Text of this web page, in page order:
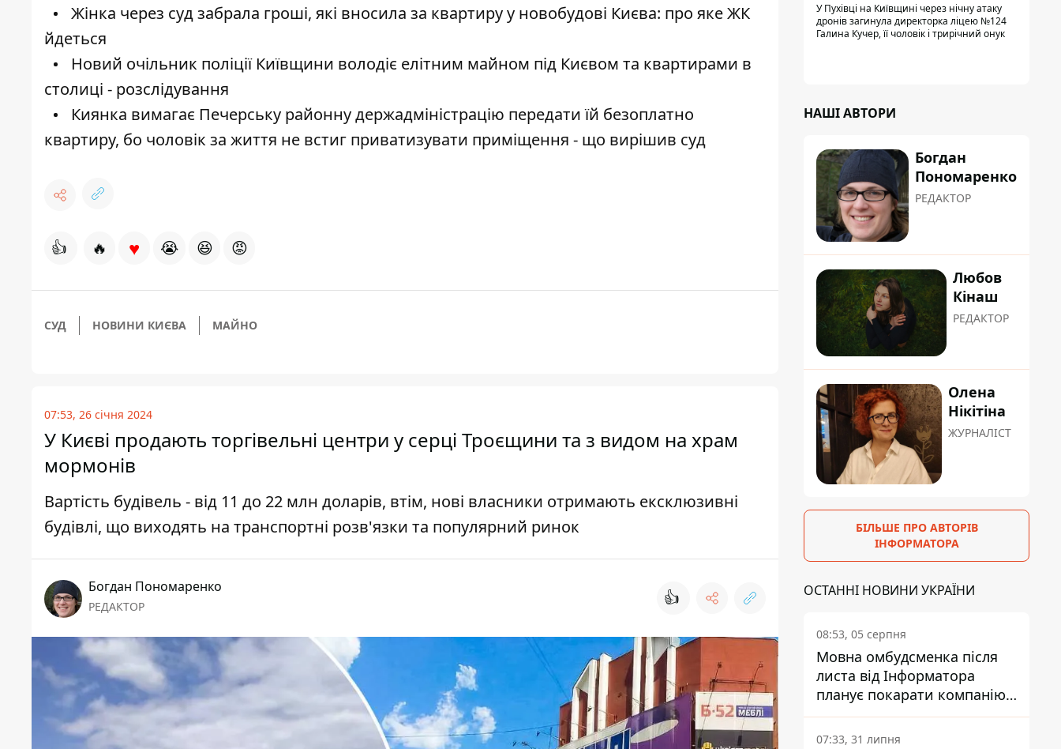
Жінка через суд забрала гроші, які вносила за квартиру у новобудові Києва: про яке ЖК
йдеться
Новий очільник поліції Київщини володіє елітним майном під Києвом та квартирами в
столиці - розслідування
Киянка вимагає Печерську районну держадміністрацію передати їй безоплатно
квартиру, бо чоловік за життя не встиг приватизувати приміщення - що вирішив суд
👍 🔥 ♥ 😭 😆 😡
СУД НОВИНИ КИЄВА МАЙНО
07:53, 26 січня 2024
У Києві продають торгівельні центри у серці Троєщини та з видом на храм
мормонів
Вартість будівель - від 11 до 22 млн доларів, втім, нові власники отримають ексклюзивні
будівлі, що виходять на транспортні розв'язки та популярний ринок
Богдан Пономаренко
РЕДАКТОР 👍
У Пухівці на Київщині через нічну атаку
дронів загинула директорка ліцею №124
Галина Кучер, її чоловік і трирічний онук
НАШІ АВТОРИ
Богдан
Пономаренко
РЕДАКТОР
Любов
Кінаш
РЕДАКТОР
Олена
Нікітіна
ЖУРНАЛІСТ
БІЛЬШЕ ПРО АВТОРІВ
ІНФОРМАТОРА
ОСТАННІ НОВИНИ УКРАЇНИ
08:53, 05 серпня
Мовна омбудсменка після
листа від Інформатора
планує покарати компанію-
підрядника ПриватБанку
07:33, 31 липня